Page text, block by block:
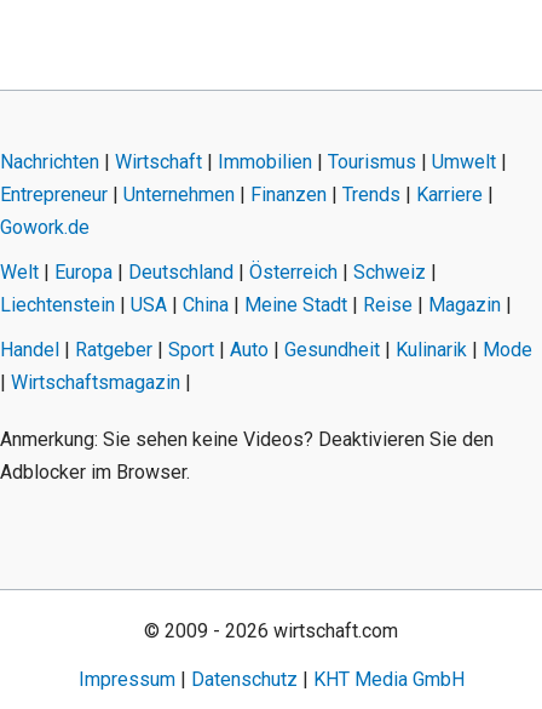
Nachrichten Wirtschaft Immobilien Tourismus Umwelt
Entrepreneur
Unternehmen Finanzen Trends Karriere
Gowork.de
Welt
Europa Deutschland Österreich Schweiz
Liechtenstein
USA China Meine Stadt Reise Magazin
Handel
Ratgeber Sport Auto Gesundheit Kulinarik
Mode
Wirtschaftsmagazin
Anmerkung: Sie sehen keine Videos? Deaktivieren Sie den
Adblocker im Browser.
© 2009 - 2026 wirtschaft.com
Impressum| Datenschutz KHT Media GmbH